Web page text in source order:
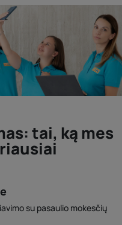
tai, ką mes
su pasaulio mokesčių